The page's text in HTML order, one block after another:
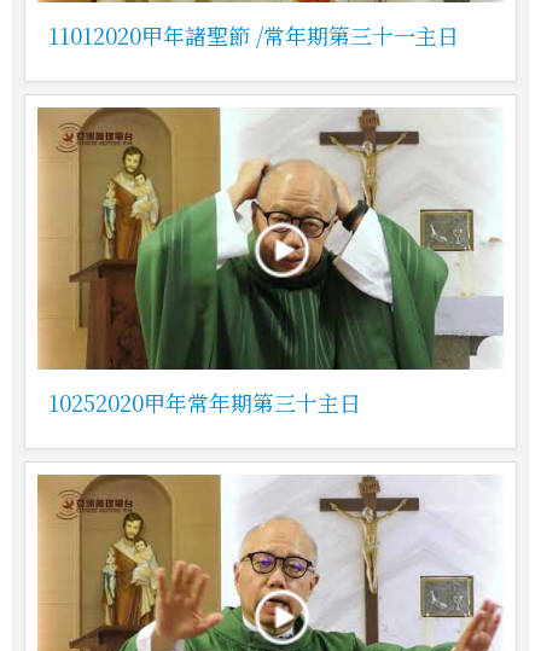
11012020甲年諸聖節 /常年期第三十一主日
10252020甲年常年期第三十主日